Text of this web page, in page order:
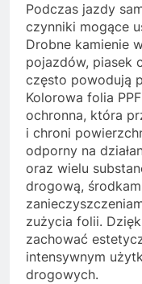
Podczas jazdy
czynniki mogące
Drobne kamienie
pojazdów, piasek
często powodują
Kolorowa folia
ochronna, która
i chroni
odporny na
oraz wielu
drogową,
zużycia folii.
zachować
intensywnym
drogowych.